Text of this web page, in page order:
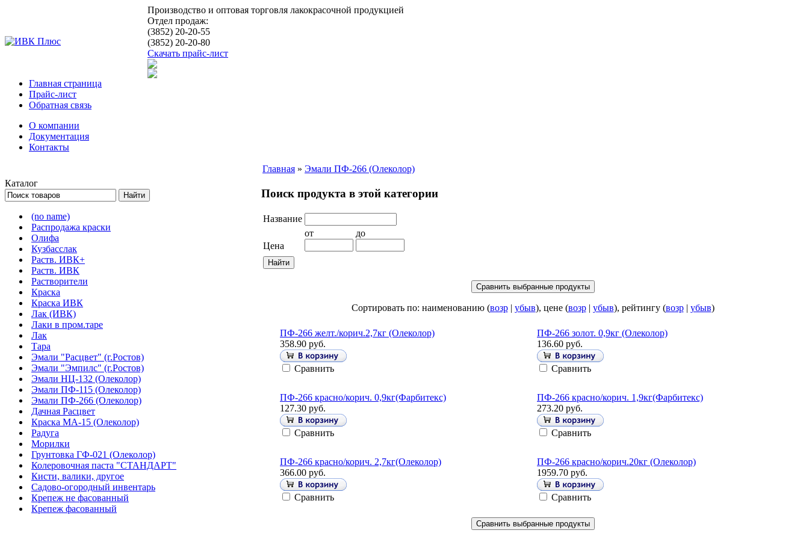
Производство и оптовая торговля лакокрасочной продукцией
Отдел продаж:
(3852) 20-20-55
(3852) 20-20-80
Скачать прайс-лист
Главная страница
Прайс-лист
Обратная связь
О компании
Документация
Контакты
Каталог
(no name)
Распродажа краски
Олифа
Кузбасслак
Раств. ИВК+
Раств. ИВК
Растворители
Краска
Краска ИВК
Лак (ИВК)
Лаки в пром.таре
Лак
Тара
Эмали "Расцвет" (г.Ростов)
Эмали "Эмпилс" (г.Ростов)
Эмали НЦ-132 (Олеколор)
Эмали ПФ-115 (Олеколор)
Эмали ПФ-266 (Олеколор)
Дачная Расцвет
Краска МА-15 (Олеколор)
Радуга
Морилки
Грунтовка ГФ-021 (Олеколор)
Колеровочная паста "СТАНДАРТ"
Кисти, валики, другое
Садово-огородный инвентарь
Крепеж не фасованный
Крепеж фасованный
Главная » Эмали ПФ-266 (Олеколор)
Поиск продукта в этой категории
Название
Цена
от до
Сортировать по: наименованию (возр| убыв), цене (возр| убыв), рейтингу (возр| убыв)
ПФ-266 желт./корич.2,7кг (Олеколор)
358.90 руб.
Сравнить
ПФ-266 золот. 0,9кг (Олеколор)
136.60 руб.
Сравнить
ПФ-266 красно/корич. 0,9кг(Фарбитекс)
127.30 руб.
Сравнить
ПФ-266 красно/корич. 1,9кг(Фарбитекс)
273.20 руб.
Сравнить
ПФ-266 красно/корич. 2,7кг(Олеколор)
366.00 руб.
Сравнить
ПФ-266 красно/корич.20кг (Олеколор)
1959.70 руб.
Сравнить